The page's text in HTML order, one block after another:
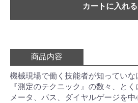
カートに入れる
商品内容
機械現場で働く技能者が知っていな
『測定のテクニック』の数々、と
メータ、パス、ダイヤルゲージを